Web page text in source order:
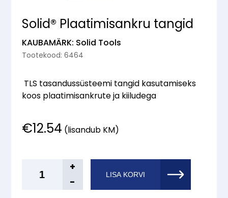
Solid® Plaatimisankru tangid
KAUBAMÄRK: Solid Tools
Tootekood: 6464
TLS tasandussüsteemi tangid kasutamiseks
koos plaatimisankrute ja kiiludega
€12.54 (lisandub KM)
Plaatimisankru
+
-
LISA KORVI